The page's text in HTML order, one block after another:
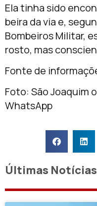
Ela tinha sido
beira da via e,
Bombeiros Militar,
rosto, mas
Fonte de
Foto: São Joaquim
WhatsApp
Últimas Notícias